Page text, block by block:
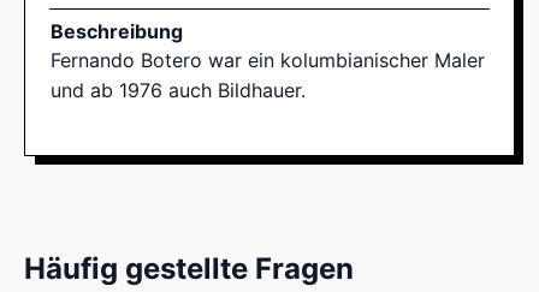
Beschreibung
Fernando Botero war ein kolumbianischer Maler
und ab 1976 auch Bildhauer.
Häufig gestellte Fragen